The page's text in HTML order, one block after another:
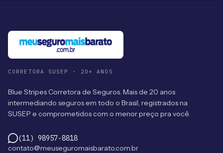
CORRETORA SUSEP · 20+ ANOS
Blue Stripes Corretora de Seguros. Mais de 20 anos
intermediando seguros em todo o Brasil, registrados na
SUSEP e comprometidos com o menor preço pra você.
(11) 98957-8818
contato@meuseguromaisbarato.com.br